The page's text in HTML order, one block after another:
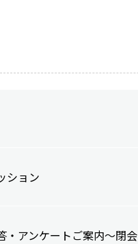
ション
・アンケートご案内～閉会